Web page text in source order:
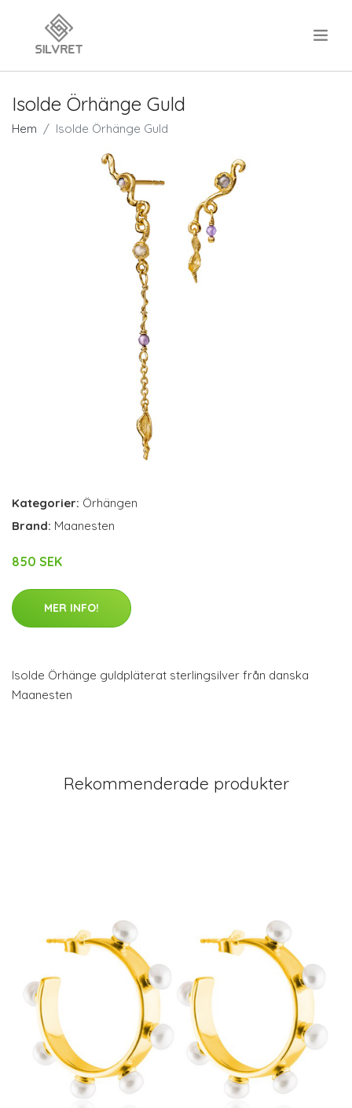
Isolde Örhänge Guld
Hem Isolde Örhänge Guld
Kategorier: Örhängen
Brand: Maanesten
850 SEK
MER INFO!
Isolde Örhänge guldpläterat sterlingsilver från danska
Maanesten
Rekommenderade produkter